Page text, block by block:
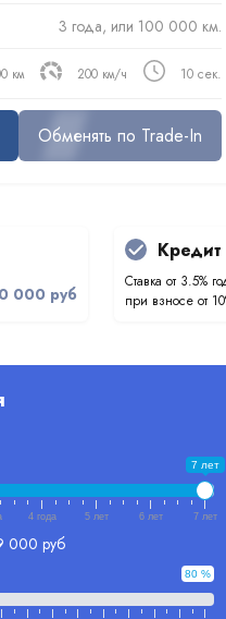
3 года, или 100 000 км.
км 200 км/ч 10 сек.
Обменять по Trade-In
000 руб
Кредит
Ставка от 3.5%
при взносе от
7 лет
4 года 5 лет 6 лет 7 лет
000 руб
80 %